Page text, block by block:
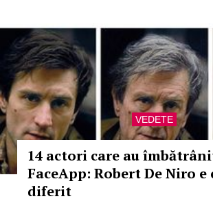
VEDETE
14 actori care au
FaceApp: Robert De Niro
diferit